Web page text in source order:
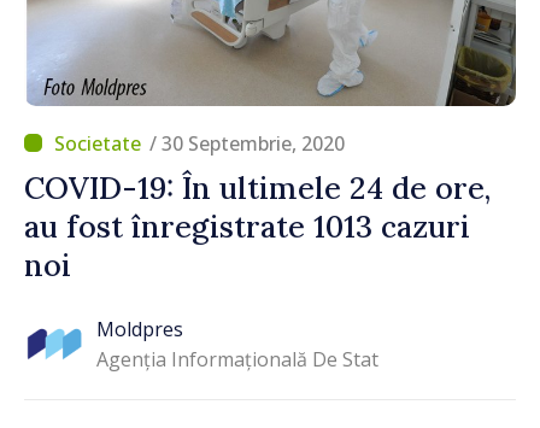
/ 30 Septembrie, 2020
COVID-19: În ultimele 24 de ore,
au fost înregistrate 1013 cazuri
noi
Moldpres
Agenția Informațională De Stat